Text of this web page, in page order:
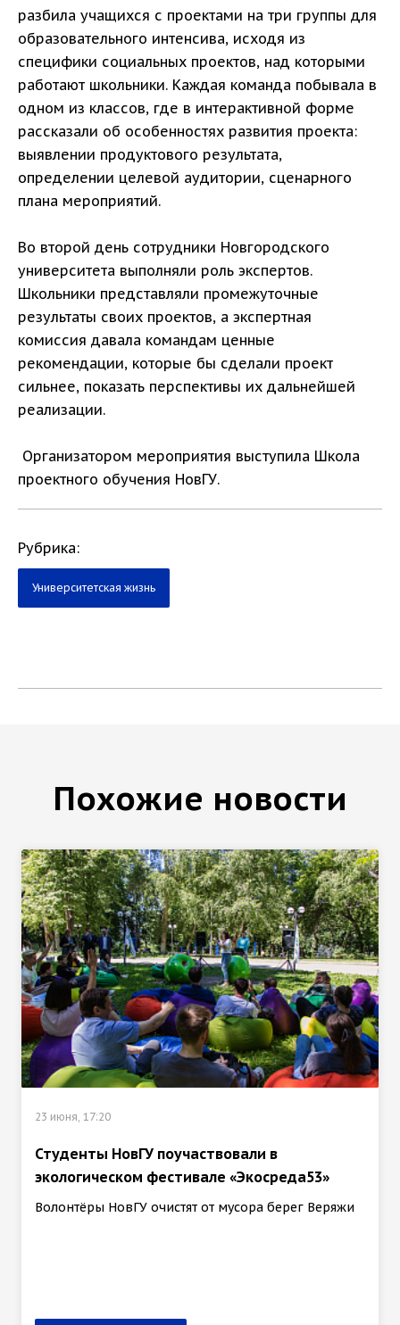
разбила учащихся с проектами на три группы для
образовательного интенсива, исходя из
специфики социальных проектов, над которыми
работают школьники. Каждая команда побывала в
одном из классов, где в интерактивной форме
рассказали об особенностях развития проекта:
выявлении продуктового результата,
определении целевой аудитории, сценарного
плана мероприятий.
Во второй день сотрудники Новгородского
университета выполняли роль экспертов.
Школьники представляли промежуточные
результаты своих проектов, а экспертная
комиссия давала командам ценные
рекомендации, которые бы сделали проект
сильнее, показать перспективы их дальнейшей
реализации.
Организатором мероприятия выступила Школа
проектного обучения НовГУ.
Рубрика:
Университетская жизнь
Похожие новости
23 июня, 17:20
Студенты НовГУ поучаствовали в
экологическом фестивале «Экосреда53»
Волонтёры НовГУ очистят от мусора берег Веряжи